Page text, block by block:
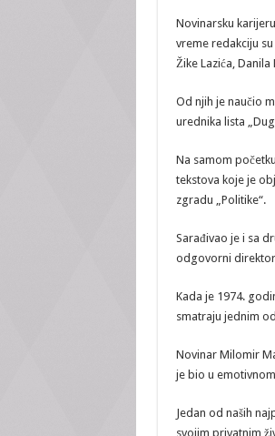
Novinarsku
vreme redakciju
Žike Lazića, Danila
Od njih je naučio
urednika lista
Na samom
tekstova koje je
zgradu „Politike“.
Sarađivao je i sa
odgovorni direktor
Kada je 1974.
smatraju jednim
Novinar Milomir
je bio u
Jedan od naših
svojim privatnim